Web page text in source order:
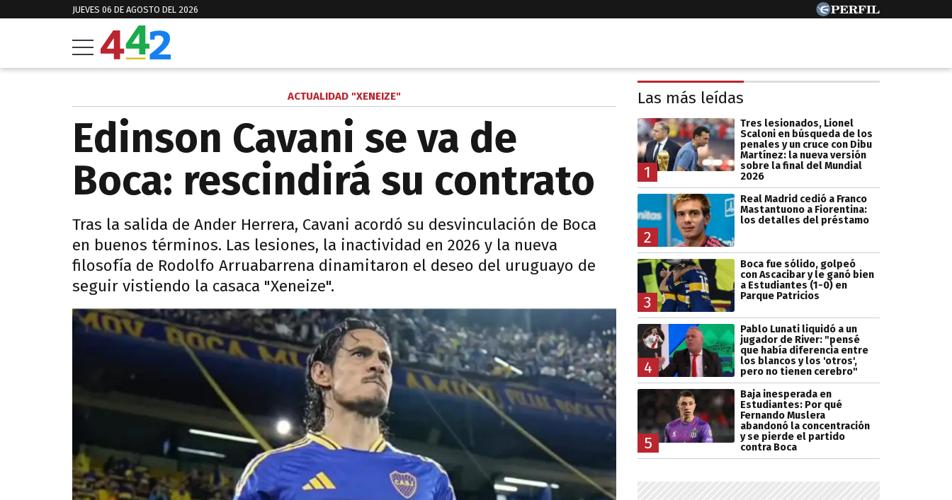
JUEVES 06 DE AGOSTO DEL 2026
ACTUALIDAD "XENEIZE"
Edinson Cavani se va de
Boca: rescindirá su contrato
Tras la salida de Ander Herrera, Cavani acordó su desvinculación de Boca
en buenos términos. Las lesiones, la inactividad en 2026 y la nueva
filosofía de Rodolfo Arruabarrena dinamitaron el deseo del uruguayo de
seguir vistiendo la casaca "Xeneize".
Las más leídas
1
Tres lesionados, Lionel
Scaloni en búsqueda de los
penales y un cruce con Dibu
Martínez: la nueva versión
sobre la final del Mundial
2026
2
Real Madrid cedió a Franco
Mastantuono a Fiorentina:
los detalles del préstamo
3
Boca fue sólido, golpeó
con Ascacibar y le ganó bien
a Estudiantes (1-0) en
Parque Patricios
4
Pablo Lunati liquidó a un
jugador de River: "pensé
que había diferencia entre
los blancos y los 'otros',
pero no tienen cerebro"
5
Baja inesperada en
Estudiantes: Por qué
Fernando Muslera
abandonó la concentración
y se pierde el partido
contra Boca